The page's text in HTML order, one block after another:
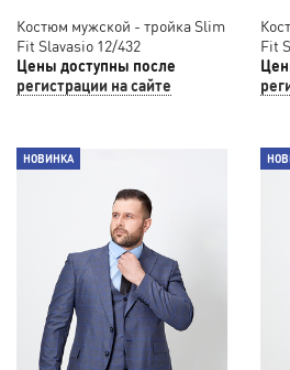
Костюм мужской - тройка Slim
Fit Slavasio 12/432
Цены доступны после
регистрации на сайте
Fit
НОВИНКА